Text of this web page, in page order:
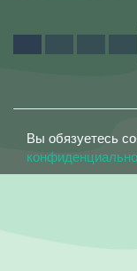
Вы обязуетесь